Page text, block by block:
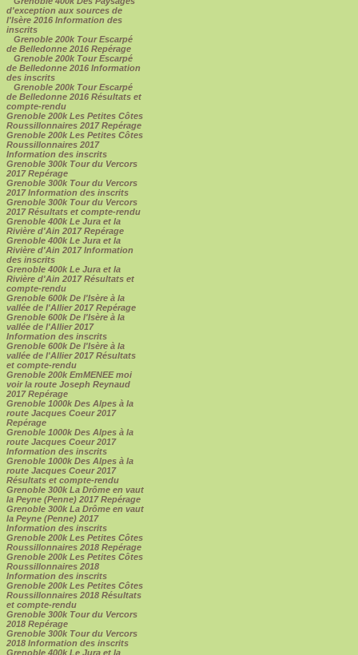
d'exception aux sources de
l'Isère 2016 Information des
inscrits
Grenoble 200k Tour Escarpé
de Belledonne 2016 Repérage
Grenoble 200k Tour Escarpé
de Belledonne 2016 Information
des inscrits
Grenoble 200k Tour Escarpé
de Belledonne 2016 Résultats et
compte-rendu
Grenoble 200k Les Petites Côtes
Roussillonnaires 2017 Repérage
Grenoble 200k Les Petites Côtes
Roussillonnaires 2017
Information des inscrits
Grenoble 300k Tour du Vercors
2017 Repérage
Grenoble 300k Tour du Vercors
2017 Information des inscrits
Grenoble 300k Tour du Vercors
2017 Résultats et compte-rendu
Grenoble 400k Le Jura et la
Rivière d'Ain 2017 Repérage
Grenoble 400k Le Jura et la
Rivière d'Ain 2017 Information
des inscrits
Grenoble 400k Le Jura et la
Rivière d'Ain 2017 Résultats et
compte-rendu
Grenoble 600k De l'Isère à la
vallée de l'Allier 2017 Repérage
Grenoble 600k De l'Isère à la
vallée de l'Allier 2017
Information des inscrits
Grenoble 600k De l'Isère à la
vallée de l'Allier 2017 Résultats
et compte-rendu
Grenoble 200k EmMENEE moi
voir la route Joseph Reynaud
2017 Repérage
Grenoble 1000k Des Alpes à la
route Jacques Coeur 2017
Repérage
Grenoble 1000k Des Alpes à la
route Jacques Coeur 2017
Information des inscrits
Grenoble 1000k Des Alpes à la
route Jacques Coeur 2017
Résultats et compte-rendu
Grenoble 300k La Drôme en vaut
la Peyne (Penne) 2017 Repérage
Grenoble 300k La Drôme en vaut
la Peyne (Penne) 2017
Information des inscrits
Grenoble 200k Les Petites Côtes
Roussillonnaires 2018 Repérage
Grenoble 200k Les Petites Côtes
Roussillonnaires 2018
Information des inscrits
Grenoble 200k Les Petites Côtes
Roussillonnaires 2018 Résultats
et compte-rendu
Grenoble 300k Tour du Vercors
2018 Repérage
Grenoble 300k Tour du Vercors
2018 Information des inscrits
Grenoble 400k Le Jura et la